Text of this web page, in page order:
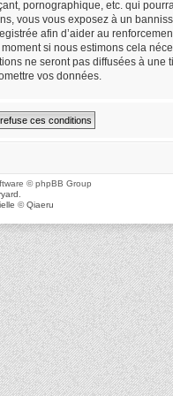
pornographique, etc. qui
vous vous exposez à un
afin d’aider au
si nous estimons cela
ne seront pas diffusées à
vos données.
© phpBB Group
©Qiaeru